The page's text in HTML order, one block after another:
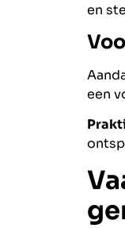
en
een